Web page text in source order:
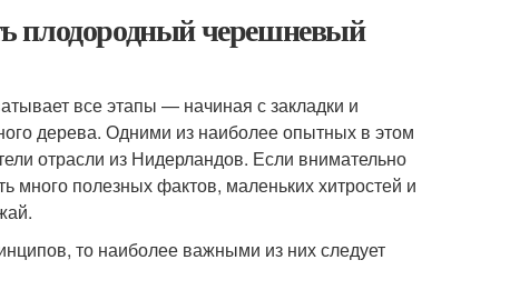
плодородный черешневый
все этапы — начиная с закладки и
дерева. Одними из наиболее опытных в этом
отрасли из Нидерландов. Если внимательно
много полезных фактов, маленьких хитростей и
то наиболее важными из них следует